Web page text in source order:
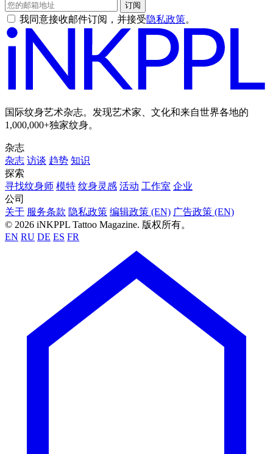
订阅
我同意接收邮件订阅，并接受隐私政策。
国际纹身艺术杂志。发现艺术家、文化和来自世界各地的
1,000,000+独家纹身。
杂志
杂志 访谈 趋势 知识
探索
寻找纹身师 模特 纹身灵感 活动 工作室 企业
公司
关于 服务条款 隐私政策 编辑政策 (EN) 广告政策 (EN)
© 2026 iNKPPL Tattoo Magazine. 版权所有。
EN RU DE ES FR